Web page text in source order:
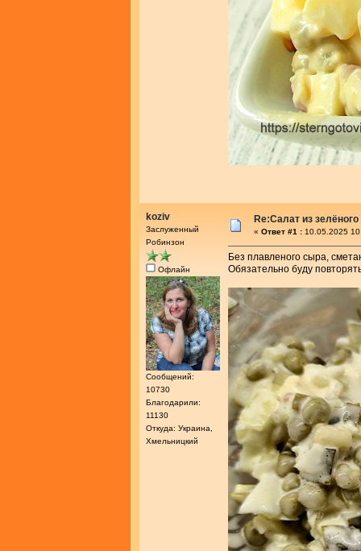
koziv
Заслуженный
Робинзон
Офлайн
Сообщений:
10730
Благодарили:
11130
Откуда: Украина,
Хмельницкий
Re:Салат из
« Ответ #1 : 10.05.2025
Без плавленого сыра,
Обязательно буду